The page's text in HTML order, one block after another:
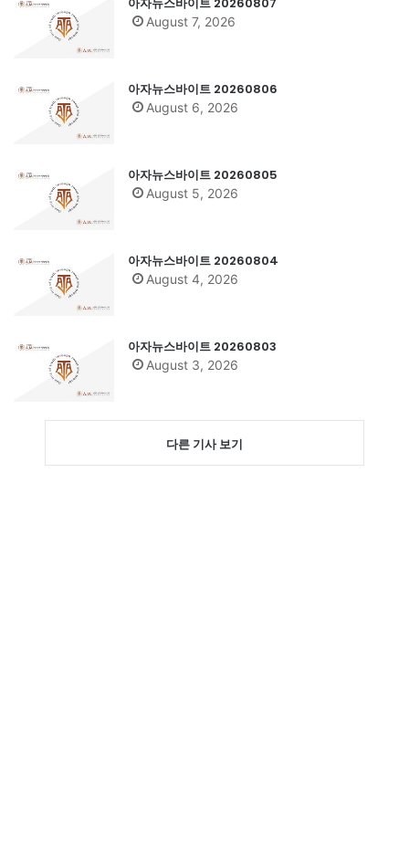
August 7, 2026
아자뉴스바이트 20260806
August 6, 2026
아자뉴스바이트 20260805
August 5, 2026
아자뉴스바이트 20260804
August 4, 2026
아자뉴스바이트 20260803
August 3, 2026
다른 기사 보기